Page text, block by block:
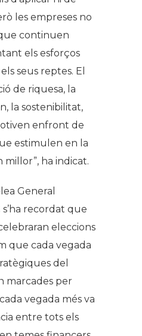
les empreses no
continuen
els esforços
seus reptes. El
de riquesa, la
la sostenibilitat,
enfront de
estimulen en la
millor”, ha indicat.
General
recordat que
eleccions
que cada vegada
del
marcades per
vegada més va
entre tots els